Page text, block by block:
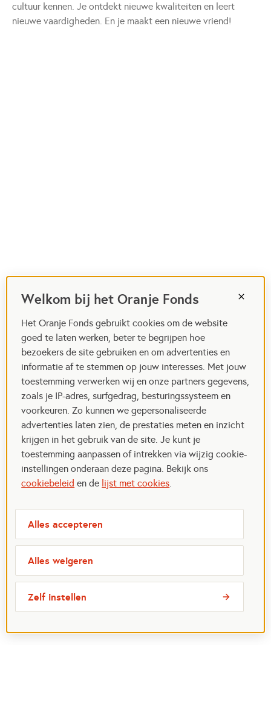
Welkom bij het Oranje Fonds
Het Oranje Fonds gebruikt cookies om de website
goed te laten werken, beter te begrijpen hoe
bezoekers de site gebruiken en om advertenties en
informatie af te stemmen op jouw interesses. Met jouw
toestemming verwerken wij en onze partners gegevens,
zoals je IP-adres, surfgedrag, besturingssysteem en
voorkeuren. Zo kunnen we gepersonaliseerde
advertenties laten zien, de prestaties meten en inzicht
krijgen in het gebruik van de site. Je kunt je
toestemming aanpassen of intrekken via wijzig cookie-
instellingen onderaan deze pagina. Bekijk ons
cookiebeleid en de lijst met cookies.
Alles accepteren
Alles weigeren
Zelf instellen
cultuur kennen. Je ontdekt nieuwe kwaliteiten en leert
nieuwe vaardigheden. En je maakt een nieuwe vriend!